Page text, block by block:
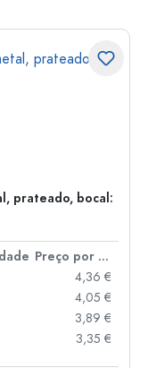
prateado, bocal:
Preço por peça
4,36 €
4,05 €
3,89 €
3,35 €